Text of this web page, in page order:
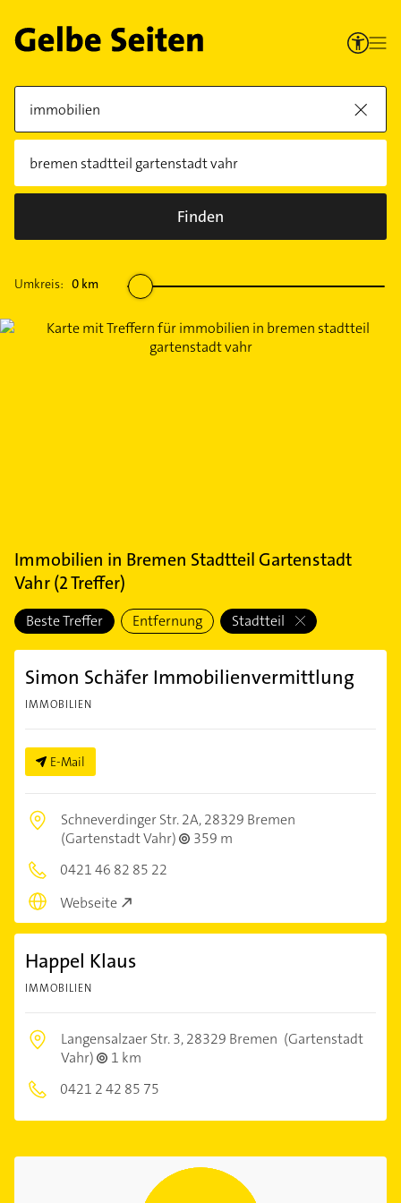
Finden
Umkreis: 0 km
Immobilien in Bremen Stadtteil Gartenstadt
Vahr(2Treffer)
Beste Treffer Entfernung Stadtteil
Simon Schäfer Immobilienvermittlung
IMMOBILIEN
E-Mail
Schneverdinger Str. 2A,28329 Bremen
(Gartenstadt Vahr)
359 m
0421 46 82 85 22
Webseite
Happel Klaus
IMMOBILIEN
Langensalzaer Str. 3,28329 Bremen (Gartenstadt
Vahr)
1 km
0421 2 42 85 75